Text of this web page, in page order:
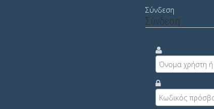
Σύνδεση
Σύνδεση